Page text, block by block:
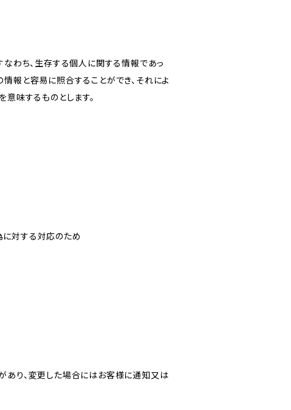
わち、生存する個人に関する情報であっ
報と容易に照合することができ、それによ
味するものとします。
に対する対応のため
あり、変更した場合にはお客様に通知又は